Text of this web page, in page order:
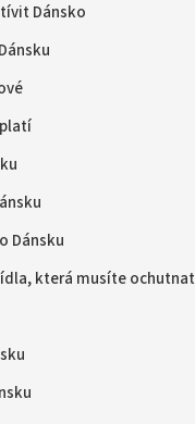
Dánsko
Dánsku
která musíte ochutnat